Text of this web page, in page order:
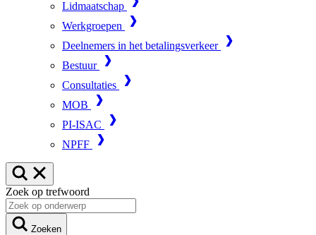
Lidmaatschap
Werkgroepen
Deelnemers in het betalingsverkeer
Bestuur
Consultaties
MOB
PI-ISAC
NPFF
Zoek op trefwoord
Zoeken